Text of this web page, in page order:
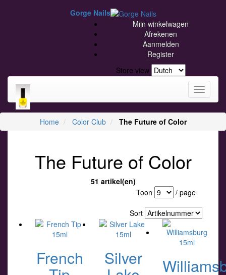
Gorge Nails
Mijn winkelwagen
Afrekenen
Aanmelden
Register
Store view
Toggle
Home Color Club The Future of Color
The Future of Color
51 artikel(en)
Toon
/ page
Sort
French Silver